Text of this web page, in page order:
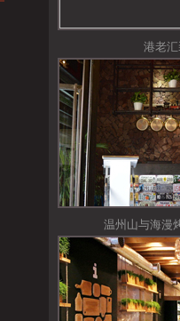
港老
温州山与海漫